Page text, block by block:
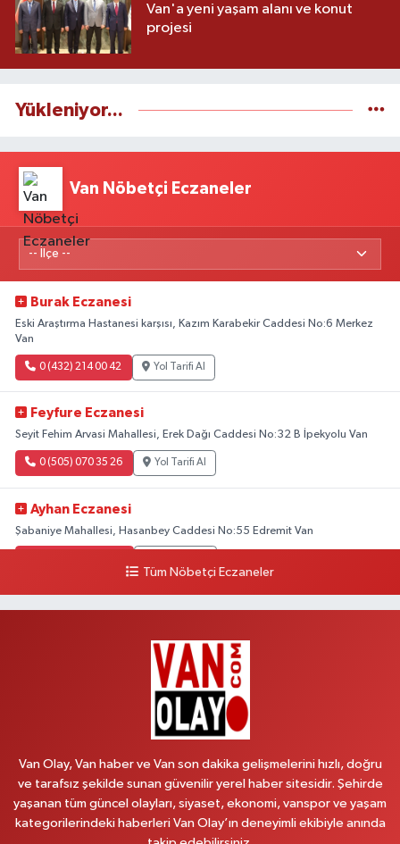
Van'a yeni yaşam alanı ve konut
projesi
Yükleniyor...
Van Nöbetçi Eczaneler
Burak Eczanesi
Eski Araştırma Hastanesi karşısı, Kazım Karabekir Caddesi No:6 Merkez
Van
0 (432) 214 00 42 Yol Tarifi Al
Feyfure Eczanesi
Seyit Fehim Arvasi Mahallesi, Erek Dağı Caddesi No:32 B İpekyolu Van
0 (505) 070 35 26 Yol Tarifi Al
Ayhan Eczanesi
Şabaniye Mahallesi, Hasanbey Caddesi No:55 Edremit Van
Yol Tarifi Al
Vanyolu Mahallesi, Kara Yusuf Bey Caddesi No:99 B Erciş Van
0 (432) 351 02 96 Yol Tarifi Al
Koç Eczanesi
Tüm Nöbetçi Eczaneler
Van Olay, Van haber ve Van son dakika gelişmelerini hızlı, doğru
ve tarafsız şekilde sunan güvenilir yerel haber sitesidir. Şehirde
yaşanan tüm güncel olayları, siyaset, ekonomi, vanspor ve yaşam
kategorilerindeki haberleri Van Olay’ın deneyimli ekibiyle anında